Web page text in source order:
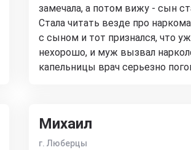
замечала, а потом вижу - сын
Стала читать везде про
с сыном и тот признался, что
нехорошо, и муж вызвал
капельницы врач серьезно
Михаил
г. Люберцы